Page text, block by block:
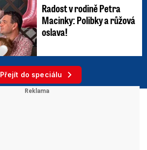
Radost v rodině Petra
Macinky: Polibky a růžová
oslava!
Přejít do speciálu